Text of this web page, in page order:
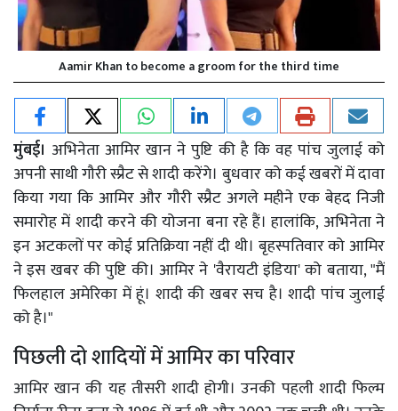
Aamir Khan to become a groom for the third time
मुंबई। अभिनेता आमिर खान ने पुष्टि की है कि वह पांच जुलाई को
अपनी साथी गौरी स्प्रैट से शादी करेंगे। बुधवार को कई खबरों में दावा
किया गया कि आमिर और गौरी स्प्रैट अगले महीने एक बेहद निजी
समारोह में शादी करने की योजना बना रहे हैं। हालांकि, अभिनेता ने
इन अटकलों पर कोई प्रतिक्रिया नहीं दी थी। बृहस्पतिवार को आमिर
ने इस खबर की पुष्टि की। आमिर ने 'वैरायटी इंडिया' को बताया, "मैं
फिलहाल अमेरिका में हूं। शादी की खबर सच है। शादी पांच जुलाई
को है।"
पिछली दो शादियों में आमिर का परिवार
आमिर खान की यह तीसरी शादी होगी। उनकी पहली शादी फिल्म